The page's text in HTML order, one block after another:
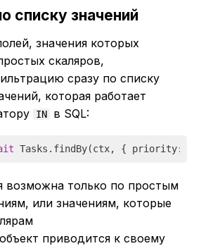
списку значений
значения которых
скаляров,
сразу по списку
которая работает
IN в SQL:
Tasks.findBy(ctx, { priority: [
возможна только по простым
или значениям, которые
приводится к своему